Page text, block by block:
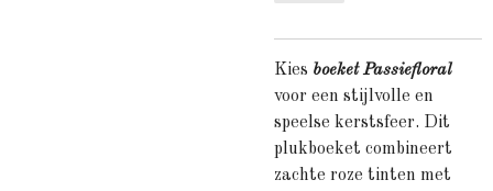
Kies boeket Passiefloral
voor een stijlvolle en
speelse kerstsfeer. Dit
plukboeket combineert
zachte roze tinten met